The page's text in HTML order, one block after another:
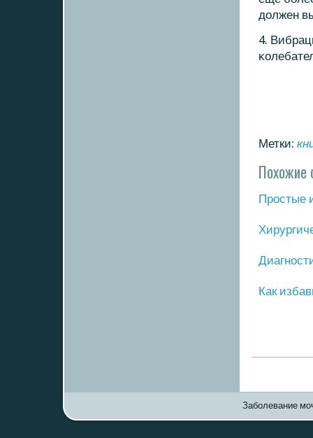
должен
4.
Метки:
Похожие
Прοстые
Как
Заболевание